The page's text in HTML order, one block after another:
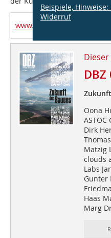
www.forecast-platform.com
Oona
Dirk
Matzig
clouds
Labs
Gunter
Haas
Marg
Beispiele,
Widerruf